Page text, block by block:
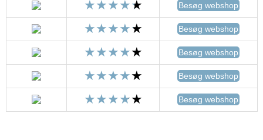
Besøg webshop
Besøg webshop
Besøg webshop
Besøg webshop
Besøg webshop